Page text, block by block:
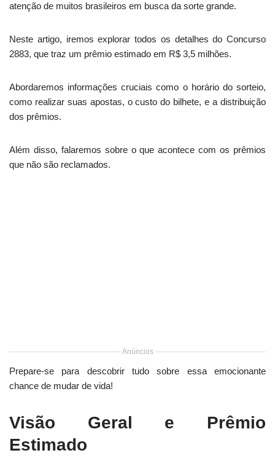
atenção de muitos brasileiros em busca da sorte grande.
Neste artigo, iremos explorar todos os detalhes do Concurso
2883, que traz um prêmio estimado em R$ 3,5 milhões.
Abordaremos informações cruciais como o horário do sorteio,
como realizar suas apostas, o custo do bilhete, e a distribuição
dos prêmios.
Além disso, falaremos sobre o que acontece com os prêmios
que não são reclamados.
Anúncios
Prepare-se para descobrir tudo sobre essa emocionante
chance de mudar de vida!
Visão Geral e Prêmio
Estimado